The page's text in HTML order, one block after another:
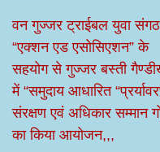
वन गुज्जर ट्राईबल युवा
“एक्शन एड एसोसिएशन” के
सहयोग से गुज्जर बस्ती
में “समुदाय आधारित
संरक्षण एवं अधिकार सम्मान
का किया आयोजन,,,